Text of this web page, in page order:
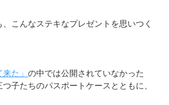
こんなステキなプレゼントを思いつく
来た」の中では公開されていなかった
子たちのパスポートケースとともに、